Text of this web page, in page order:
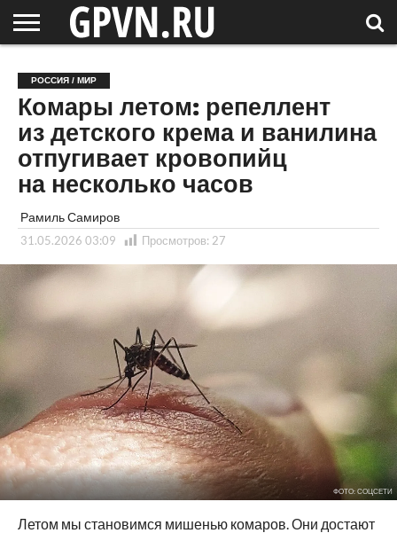
ОБЛАСТЬ
НОВОСТИ
СОСЕДЕЙ
РОССИЯ
/ МИР
СПЕЦПРОЕКТЫ
БЛОГ
СТАТЬИ
ФОТОРЕПОРТАЖИ
ИНТЕРВЬЮ
ОБЪЕКТЫ
ПОДБОРКИ
РОССИЯ / МИР
Комары летом: репеллент
из детского крема и ванилина
отпугивает кровопийц
на несколько часов
Рамиль Самиров
31.05.2026 03:09 Просмотров: 27
ФОТО: СОЦСЕТИ
Летом мы становимся мишенью комаров. Они достают